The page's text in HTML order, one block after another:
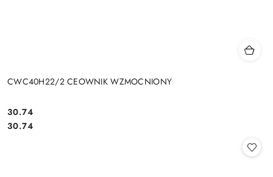
CWC40H22/2 CEOWNIK WZMOCNIONY
Cena:
30.74
Cena:
30.74